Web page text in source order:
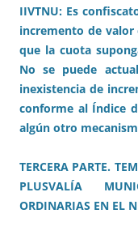
IIVTNU: Es
incremento de valor
que la cuota
No se puede
inexistencia de
conforme al Índice
algún otro
TERCERA PARTE.
PLUSVALÍA
ORDINARIAS EN EL